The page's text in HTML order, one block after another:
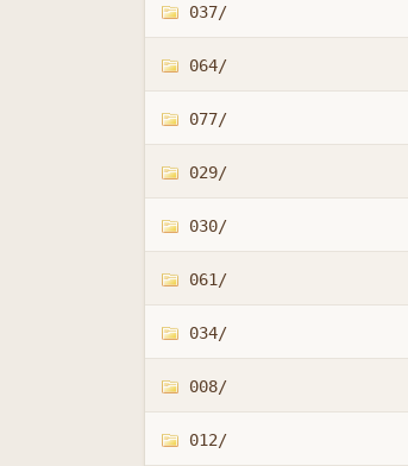
037/
064/
077/
029/
030/
061/
034/
008/
012/